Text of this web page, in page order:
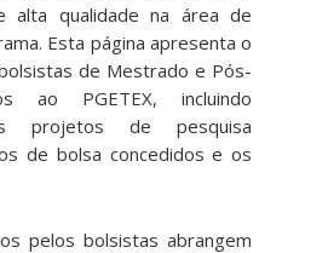
alta qualidade na área de
Esta página apresenta o
de Mestrado e Pós-
ao PGETEX, incluindo
projetos de pesquisa
de bolsa concedidos e os
pelos bolsistas abrangem